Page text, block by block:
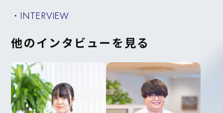
・INTERVIEW
他のインタビューを見る